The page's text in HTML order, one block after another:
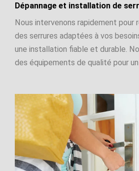
Dépannage et installation de
Nous intervenons rapidement pour
des serrures adaptées à vos
une installation fiable et durable.
des équipements de qualité pour